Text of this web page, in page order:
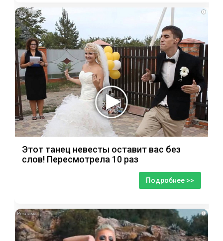
i
Этот танец невесты оставит вас без
слов! Пересмотрела 10 раз
Подробнее >>
i